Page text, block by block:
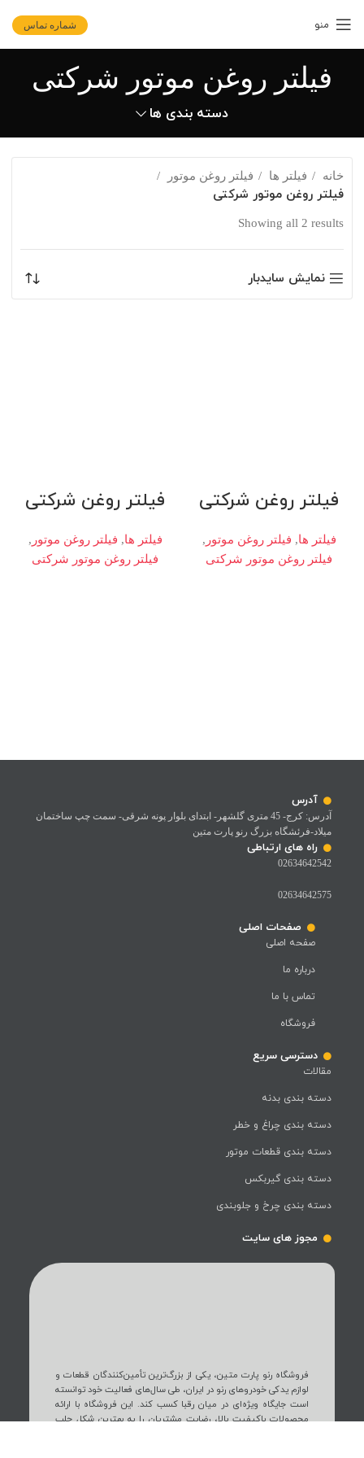
منو شماره تماس
فیلتر روغن موتور شرکتی
دسته بندی ها
خانه فیلتر ها فیلتر روغن موتور
فیلتر روغن موتور شرکتی
Showing all 2 results
نمایش سایدبار
فیلتر روغن شرکتی
فیلتر ها, فیلتر روغن موتور ,
فیلتر روغن موتور شرکتی
فیلتر روغن شرکتی
فیلتر ها, فیلتر روغن موتور ,
فیلتر روغن موتور شرکتی
آدرس
آدرس: کرج- 45 متری گلشهر- ابتدای بلوار پونه شرقی- سمت چپ ساختمان
میلاد-فرئشگاه بزرگ رنو پارت متین
راه های ارتباطی
02634642542
02634642575
صفحات اصلی
صفحه اصلی
درباره ما
تماس با ما
فروشگاه
دسترسی سریع
مقالات
دسته بندی بدنه
دسته بندی چراغ و خطر
دسته بندی قطعات موتور
دسته بندی گیربکس
دسته بندی چرخ و جلوبندی
مجوز های سایت
فروشگاه رنو پارت متین، یکی از بزرگ‌ترین تأمین‌کنندگان قطعات و
لوازم یدکی خودروهای رنو در ایران، طی سال‌های فعالیت خود توانسته
است جایگاه ویژه‌ای در میان رقبا کسب کند. این فروشگاه با ارائه
محصولات باکیفیت بالا، رضایت مشتریان را به بهترین شکل جلب